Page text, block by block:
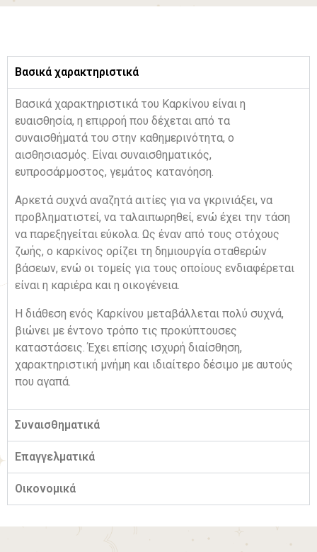
Βασικά χαρακτηριστικά
Βασικά χαρακτηριστικά του Καρκίνου είναι η
ευαισθησία, η επιρροή που δέχεται από τα
συναισθήματά του στην καθημερινότητα, ο
αισθησιασμός. Είναι συναισθηματικός,
ευπροσάρμοστος, γεμάτος κατανόηση.
Αρκετά συχνά αναζητά αιτίες για να γκρινιάξει, να
προβληματιστεί, να ταλαιπωρηθεί, ενώ έχει την τάση
να παρεξηγείται εύκολα. Ως έναν από τους στόχους
ζωής, ο καρκίνος ορίζει τη δημιουργία σταθερών
βάσεων, ενώ οι τομείς για τους οποίους ενδιαφέρεται
είναι η καριέρα και η οικογένεια.
Η διάθεση ενός Καρκίνου μεταβάλλεται πολύ συχνά,
βιώνει με έντονο τρόπο τις προκύπτουσες
καταστάσεις. Έχει επίσης ισχυρή διαίσθηση,
χαρακτηριστική μνήμη και ιδιαίτερο δέσιμο με αυτούς
που αγαπά.
Συναισθηματικά
Επαγγελματικά
Οικονομικά